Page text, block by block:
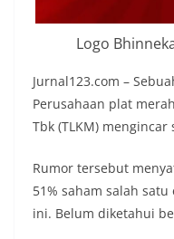
Logo
Jurnal123.com –
Perusahaan plat
Tbk (TLKM)
Rumor tersebut
51% saham salah
ini. Belum diketahui